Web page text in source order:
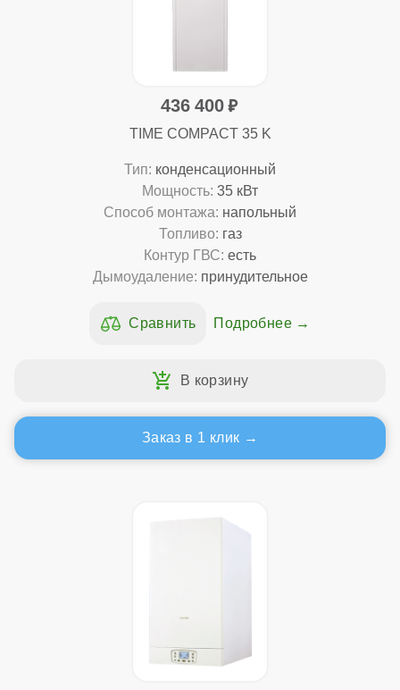
436 400
TIME COMPACT 35 K
Тип: конденсационный
Мощность: 35 кВт
Способ монтажа: напольный
Топливо: газ
Контур ГВС: есть
Дымоудаление: принудительное
Подробнее
Заказ в 1 клик